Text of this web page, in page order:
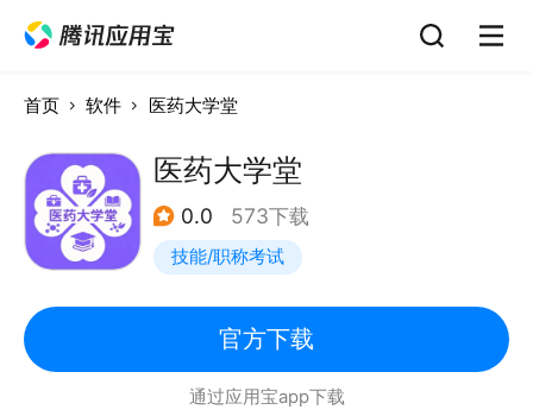
首页 软件 医药大学堂
医药大学堂
0.0 573下载
技能/职称考试
官方下载
通过应用宝app下载